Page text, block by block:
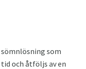
som
och åtföljs av en